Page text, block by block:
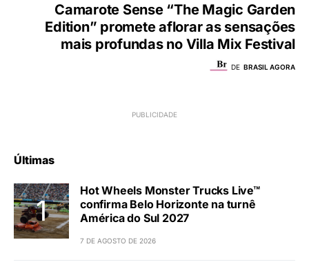
Camarote Sense “The Magic Garden
Edition” promete aflorar as sensações
mais profundas no Villa Mix Festival
DE BRASIL AGORA
Últimas
Hot Wheels Monster Trucks Live™
confirma Belo Horizonte na turnê
América do Sul 2027
7 DE AGOSTO DE 2026